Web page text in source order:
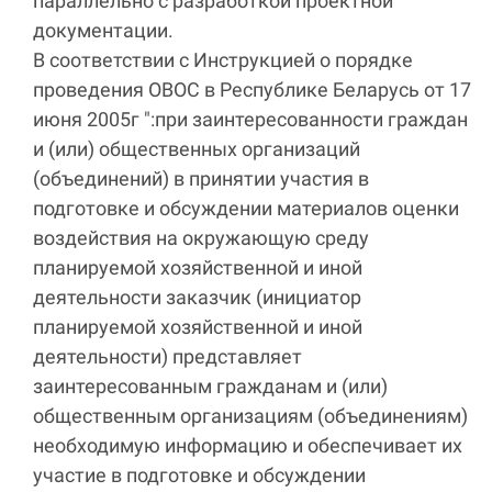
документации.
В соответствии с Инструкцией о порядке
проведения ОВОС в Республике Беларусь от 17
июня 2005г ":при заинтересованности граждан
и (или) общественных организаций
(объединений) в принятии участия в
подготовке и обсуждении материалов оценки
воздействия на окружающую среду
планируемой хозяйственной и иной
деятельности заказчик (инициатор
планируемой хозяйственной и иной
деятельности) представляет
заинтересованным гражданам и (или)
общественным организациям (объединениям)
необходимую информацию и обеспечивает их
участие в подготовке и обсуждении